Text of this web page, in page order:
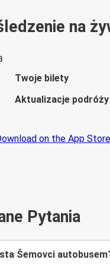
na
Twoje bilety
Aktualizacje podróży
Pytania
Šemovci